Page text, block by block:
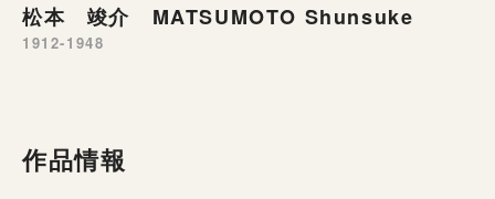
松本 竣介 MATSUMOTO Shunsuke
1912-1948
作品情報